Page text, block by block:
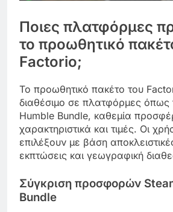
Ποιες πλατφόρμες
το προωθητικό
Factorio;
Το προωθητικό πακέτο του
διαθέσιμο σε πλατφόρμες όπως
Humble Bundle, καθεμία
χαρακτηριστικά και τιμές. Οι
επιλέξουν με βάση
εκπτώσεις και γεωγραφική
Σύγκριση προσφορών
Bundle